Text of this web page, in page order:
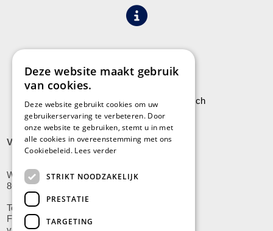
Leveringen aan Stock Vermeersch
VLADSLO
Wijnendalestraat 200
8600 Vladslo - Diksmuide
Tel: +32(0)51/59.10.00
Fax: +32(0)51/58.21.99
Deze website maakt gebruik
van cookies.
Deze website gebruikt cookies om uw
gebruikerservaring te verbeteren. Door
onze website te gebruiken, stemt u in met
alle cookies in overeenstemming met ons
Cookiebeleid. Lees verder
STRIKT NOODZAKELIJK
PRESTATIE
TARGETING